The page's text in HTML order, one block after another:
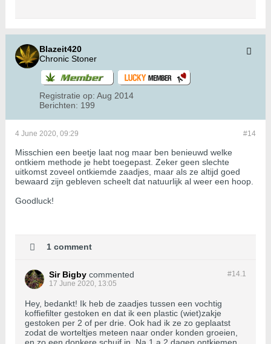
Blazeit420
Chronic Stoner
Registratie op: Aug 2014
Berichten: 199
#14
4 June 2020, 09:29
Misschien een beetje laat nog maar ben benieuwd welke
ontkiem methode je hebt toegepast. Zeker geen slechte
uitkomst zoveel ontkiemde zaadjes, maar als ze altijd goed
bewaard zijn gebleven scheelt dat natuurlijk al weer een hoop.
Goodluck!
1 comment
#14.1
Sir Bigby commented
17 June 2020, 13:05
Hey, bedankt! Ik heb de zaadjes tussen een vochtig
koffiefilter gestoken en dat ik een plastic (wiet)zakje
gestoken per 2 of per drie. Ook had ik ze zo geplaatst
zodat de worteltjes meteen naar onder konden groeien,